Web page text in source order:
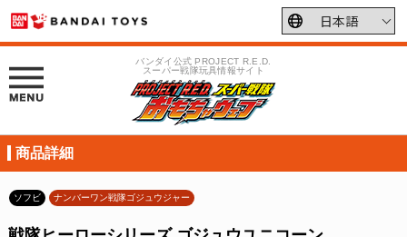
バンダイ公式 PROJECT R.E.D.
スーパー戦隊玩具情報サイト
商品詳細
ソフビ ナンバーワン戦隊ゴジュウジャー